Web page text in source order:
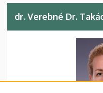
Általános
dr. Verebné Dr.